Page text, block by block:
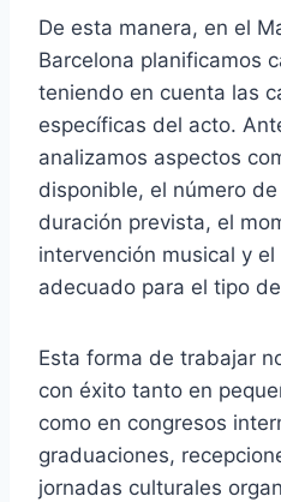
De esta manera, en el
Barcelona planificamos
teniendo en cuenta las
específicas del acto.
analizamos aspectos
disponible, el número
duración prevista, el
intervención musical y
adecuado para el tipo
Esta forma de trabajar
con éxito tanto en
como en congresos
graduaciones,
jornadas culturales